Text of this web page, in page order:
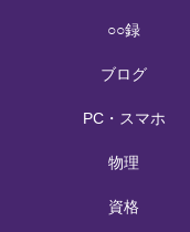
○○録
ブログ
PC・スマホ
物理
資格